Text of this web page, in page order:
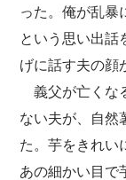
った。俺が乱暴
という思い出話
げに話す夫の顔
義父が亡くな
ない夫が、自然
た。芋をきれい
あの細かい目で